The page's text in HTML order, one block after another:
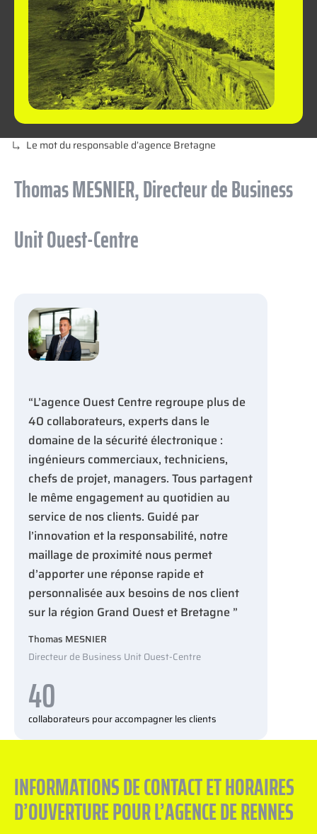
Le mot du responsable d’agence Bretagne
Thomas MESNIER, Directeur de Business
Unit Ouest-Centre
“L’agence Ouest Centre regroupe plus de
40 collaborateurs, experts dans le
domaine de la sécurité électronique :
ingénieurs commerciaux, techniciens,
chefs de projet, managers. Tous partagent
le même engagement au quotidien au
service de nos clients. Guidé par
l’innovation et la responsabilité, notre
maillage de proximité nous permet
d’apporter une réponse rapide et
personnalisée aux besoins de nos client
sur la région Grand Ouest et Bretagne ”
Thomas MESNIER
Directeur de Business Unit Ouest-Centre
40
collaborateurs pour accompagner les clients
INFORMATIONS DE CONTACT ET HORAIRES
D’OUVERTURE POUR L’AGENCE DE RENNES